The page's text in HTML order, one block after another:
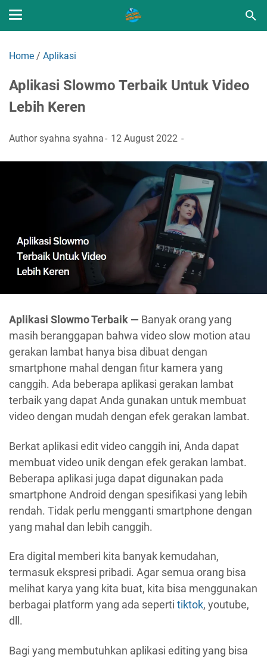
Home / Aplikasi
Aplikasi Slowmo Terbaik Untuk Video
Lebih Keren
Authorsyahna syahna 12 August 2022
Aplikasi Slowmo Terbaik — Banyak orang yang
masih beranggapan bahwa video slow motion atau
gerakan lambat hanya bisa dibuat dengan
smartphone mahal dengan fitur kamera yang
canggih. Ada beberapa aplikasi gerakan lambat
terbaik yang dapat Anda gunakan untuk membuat
video dengan mudah dengan efek gerakan lambat.
Berkat aplikasi edit video canggih ini, Anda dapat
membuat video unik dengan efek gerakan lambat.
Beberapa aplikasi juga dapat digunakan pada
smartphone Android dengan spesifikasi yang lebih
rendah. Tidak perlu mengganti smartphone dengan
yang mahal dan lebih canggih.
Era digital memberi kita banyak kemudahan,
termasuk ekspresi pribadi. Agar semua orang bisa
melihat karya yang kita buat, kita bisa menggunakan
berbagai platform yang ada seperti tiktok, youtube,
dll.
Bagi yang membutuhkan aplikasi editing yang bisa